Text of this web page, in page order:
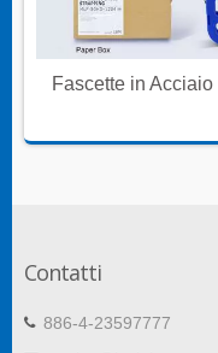
Fascette in
Contatti
886-4-23597777